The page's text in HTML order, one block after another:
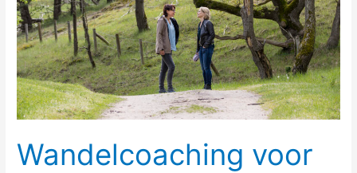
Wandelcoaching voor
denken
en
voelen